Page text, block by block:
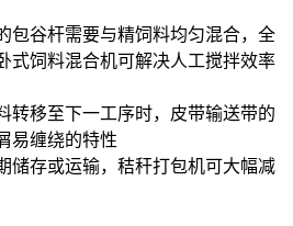
包谷杆需要与精饲料均匀混合， 全
式饲料混合机可解决人工搅拌效率
转移至下一工序时， 皮带输送带的
易缠绕的特性
储存或运输， 秸秆打包机可大幅减